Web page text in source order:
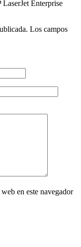
Enterprise
Los campos
en este navegador